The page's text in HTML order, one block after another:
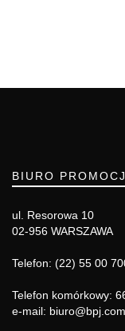
BIURO
ul. Resorowa 10
02-956 WARSZAWA
Telefon: (22) 55 00
Telefon komórkowy:
e-mail: